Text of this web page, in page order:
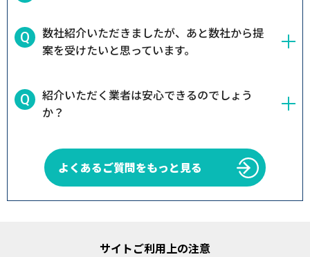
数社紹介いただきましたが、あと数社から提
案を受けたいと思っています。
紹介いただく業者は安心できるのでしょう
か？
よくあるご質問をもっと見る
サイトご利用上の注意